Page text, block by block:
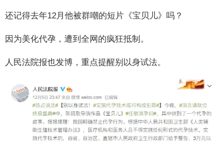
还记得去年12月他被群嘲的短片《宝贝儿》吗？
因为美化代孕，遭到全网的疯狂抵制。
人民法院报也发博，重点提醒别以身试法。